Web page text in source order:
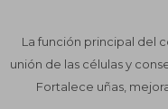
La función principal del
unión de las células y
Fortalece uñas,